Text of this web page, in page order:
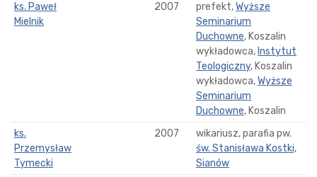
ks. Paweł
Mielnik
2007 prefekt,Wyższe
Seminarium
Duchowne, Koszalin
wykładowca, Instytut
Teologiczny, Koszalin
wykładowca,Wyższe
Seminarium
Duchowne, Koszalin
ks.
Przemysław
Tymecki
2007
wikariusz, parafia pw.
św. Stanisława Kostki,
Sianów